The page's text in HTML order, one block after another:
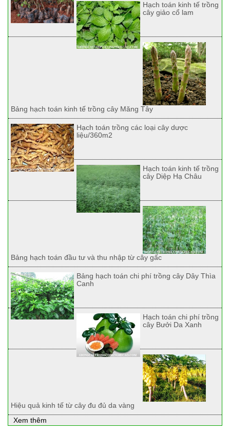
Hạch toán kinh tế trồng
cây giảo cổ lam
Bảng hạch toán kinh tế trồng cây Măng Tây
Hạch toán trồng các loại cây dược
liệu/360m2
Hạch toán kinh tế trồng
cây Diệp Hạ Châu
Bảng hạch toán đầu tư và thu nhập từ cây gấc
Bảng hạch toán chi phí trồng cây Dây Thìa
Canh
Hạch toán chi phí trồng
cây Bưởi Da Xanh
Hiệu quả kinh tế từ cây đu đủ da vàng
Xem thêm